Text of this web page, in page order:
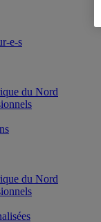
e-s
du Nord
du Nord